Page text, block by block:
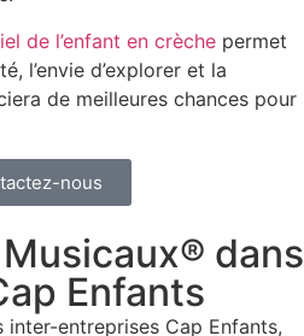
de l’enfant en crèche permet
l’envie d’explorer et la
de meilleures chances pour
nous
dans
Enfants
inter-entreprises Cap Enfants,